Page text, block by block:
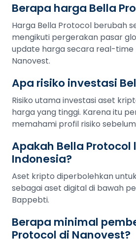
Berapa harga Bella
Harga Bella Protocol berubah
mengikuti pergerakan pasar
update harga secara real-time
Nanovest.
Apa risiko investasi
Risiko utama investasi aset
harga yang tinggi. Karena itu
memahami profil risiko
Apakah Bella Protocol
Indonesia?
Aset kripto diperbolehkan
sebagai aset digital di bawah
Bappebti.
Berapa minimal
Protocol di Nanovest?